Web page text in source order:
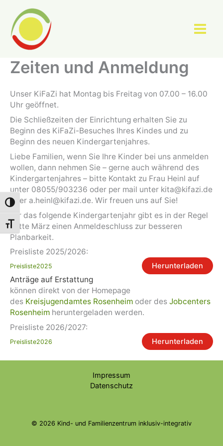
Umschalten auf hohe Kontraste
Schrift vergrößern
Inhalt
springen
Zeiten und Anmeldung
Unser KiFaZi hat Montag bis Freitag von 07.00 – 16.00
Uhr geöffnet.
Die Schließzeiten der Einrichtung erhalten Sie zu
Beginn des KiFaZi-Besuches Ihres Kindes und zu
Beginn des neuen Kindergartenjahres.
Liebe Familien, wenn Sie Ihre Kinder bei uns anmelden
wollen, dann nehmen Sie – gerne auch während des
Kindergartenjahres – bitte Kontakt zu Frau Heinl auf
unter 08055/903236 oder per mail unter kita@kifazi.de
oder a.heinl@kifazi.de. Wir freuen uns auf Sie!
Für das folgende Kindergartenjahr gibt es in der Regel
Mitte März einen Anmeldeschluss zur besseren
Planbarkeit.
Preisliste 2025/2026:
Preisliste2025 Herunterladen
Anträge auf Erstattung
können direkt von der Homepage
des Kreisjugendamtes Rosenheim oder des Jobcenters
Rosenheim heruntergeladen werden.
Preisliste 2026/2027:
Preisliste2026 Herunterladen
Impressum
Datenschutz
© 2026 Kind- und Familienzentrum inklusiv-integrativ